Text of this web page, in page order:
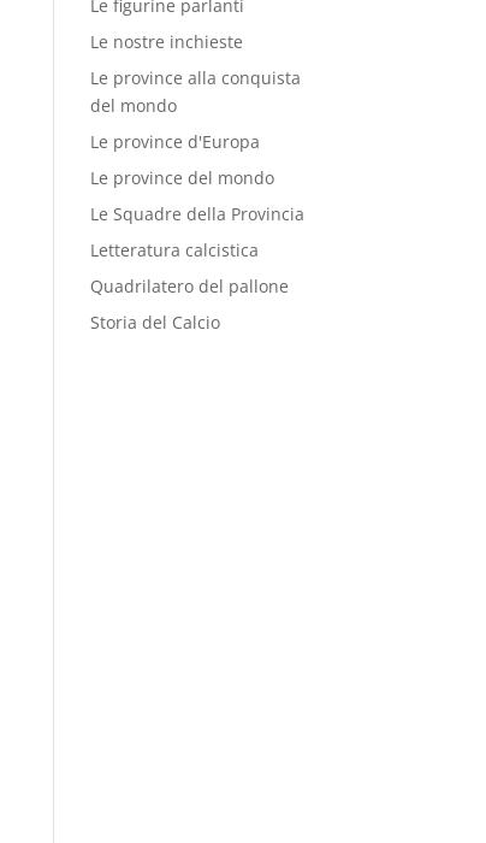
Le figurine parlanti
Le nostre inchieste
Le province alla conquista
del mondo
Le province d'Europa
Le province del mondo
Le Squadre della Provincia
Letteratura calcistica
Quadrilatero del pallone
Storia del Calcio